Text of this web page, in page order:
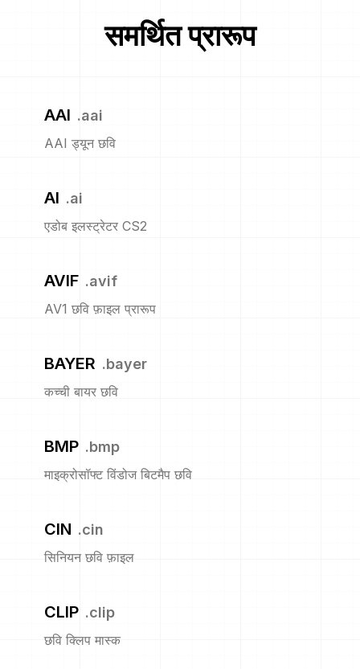
समर्थित प्रारूप
AAI .aai
AAI ड्यून छवि
AI .ai
एडोब इलस्ट्रेटर CS2
AVIF .avif
AV1 छवि फ़ाइल प्रारूप
BAYER .bayer
कच्ची बायर छवि
BMP .bmp
माइक्रोसॉफ्ट विंडोज बिटमैप छवि
CIN .cin
सिनियन छवि फ़ाइल
CLIP .clip
छवि क्लिप मास्क